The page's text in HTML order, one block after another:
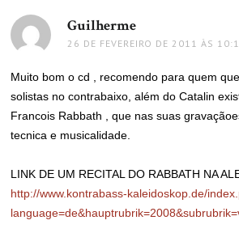
Guilherme
26 DE FEVEREIRO DE 2011 ÀS
Muito bom o cd , recomendo para quem
solistas no contrabaixo, além do Catalin
Francois Rabbath , que nas suas
tecnica e musicalidade.
LINK DE UM RECITAL DO RABBATH NA
http://www.kontrabass-kaleidoskop.de/